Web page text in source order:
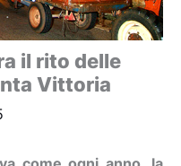
il rito delle
Vittoria